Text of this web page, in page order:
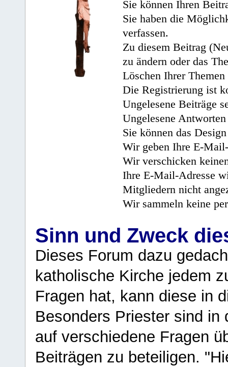
Sie können Ihren
Sie haben die
verfassen.
Zu diesem Beitrag
zu ändern oder das
Löschen Ihrer
Die Registrierung ist
Ungelesene Beiträge
Ungelesene
Sie können das
Wir geben Ihre E-
Wir verschicken
Ihre E-Mail-Adresse
Mitgliedern nicht
Wir sammeln keine
Sinn und Zweck
Dieses Forum dazu
katholische Kirche jedem
Fragen hat, kann diese in
Besonders Priester sind in
auf verschiedene Fragen
Beiträgen zu beteiligen.